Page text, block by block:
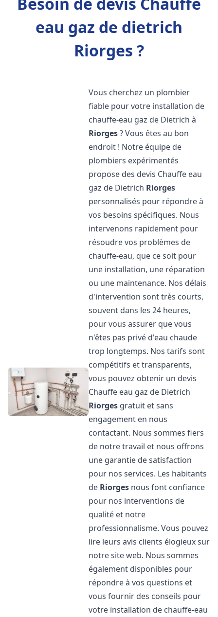
eau gaz de dietrich
Riorges ?
Vous cherchez un plombier
fiable pour votre installation de
chauffe-eau gaz de Dietrich à
Riorges? Vous êtes au bon
endroit ! Notre équipe de
plombiers expérimentés
propose des devis Chauffe eau
gaz de Dietrich Riorges
personnalisés pour répondre à
vos besoins spécifiques. Nous
intervenons rapidement pour
résoudre vos problèmes de
chauffe-eau, que ce soit pour
une installation, une réparation
ou une maintenance. Nos délais
d'intervention sont très courts,
souvent dans les 24 heures,
pour vous assurer que vous
n'êtes pas privé d'eau chaude
trop longtemps. Nos tarifs sont
compétitifs et transparents,
vous pouvez obtenir un devis
Chauffe eau gaz de Dietrich
Riorges gratuit et sans
engagement en nous
contactant. Nous sommes fiers
de notre travail et nous offrons
une garantie de satisfaction
pour nos services. Les habitants
de Riorges nous font confiance
pour nos interventions de
qualité et notre
professionnalisme. Vous pouvez
lire leurs avis clients élogieux sur
notre site web. Nous sommes
également disponibles pour
répondre à vos questions et
vous fournir des conseils pour
votre installation de chauffe-eau